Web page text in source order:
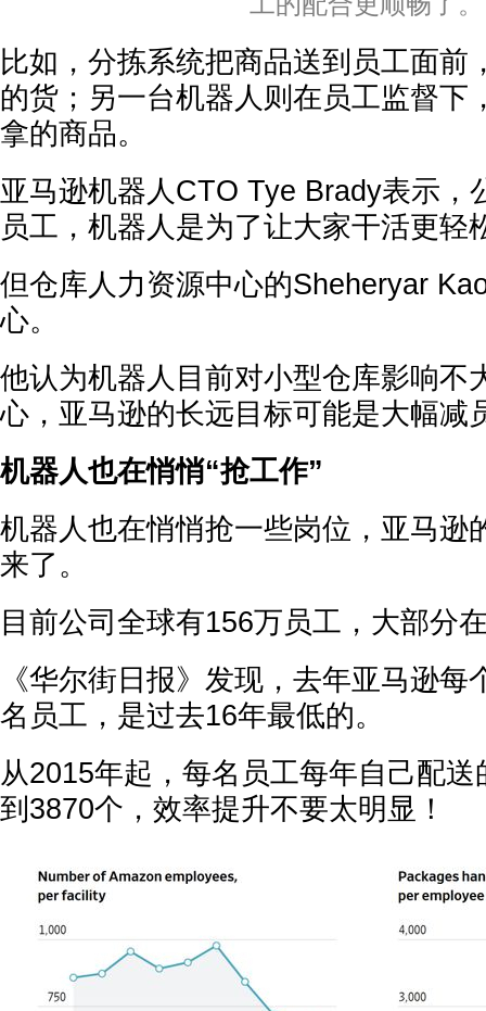
比如，分拣系统把商品送到员工面前
的货；另一台机器人则在员工监督下
拿的商品。
亚马逊机器人CTO Tye Brady表示，
员工，机器人是为了让大家干活更轻
但仓库人力资源中心的Sheheryar
心。
他认为机器人目前对小型仓库影响不
心，亚马逊的长远目标可能是大幅减
机器人也在悄悄“抢工作”
机器人也在悄悄抢一些岗位，亚马逊
来了。
目前公司全球有156万员工，大部分
《华尔街日报》发现，去年亚马逊每
名员工，是过去16年最低的。
从2015年起，每名员工每年自己配
到3870个，效率提升不要太明显！